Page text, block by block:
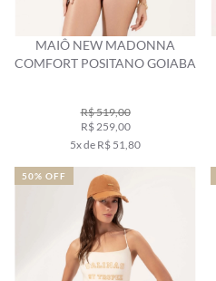
MAIÔ NEW MADONNA
COMFORT POSITANO GOIABA
R$ 519,00
R$ 259,00
5x de R$ 51,80
50% OFF